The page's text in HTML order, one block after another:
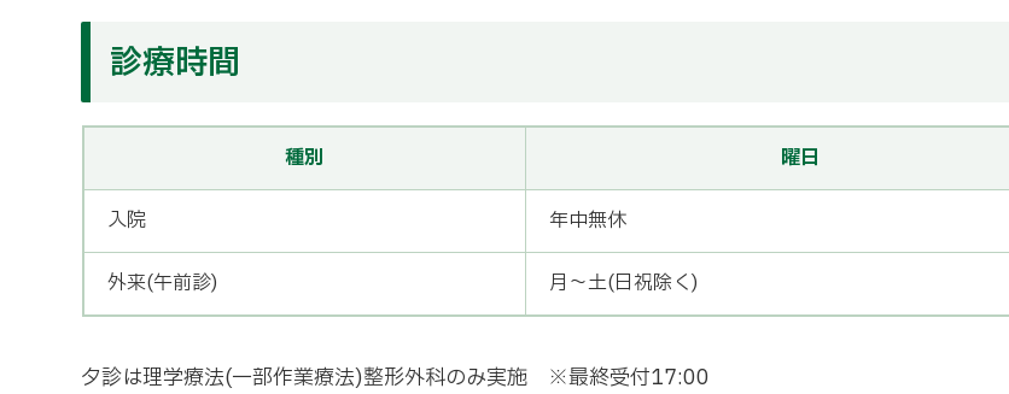
診療時間
種別 曜日
入院 年中無休
外来(午前診) 月〜土(日祝除く)
夕診は理学療法(一部作業療法)整形外科のみ実施 ※最終受付17:00